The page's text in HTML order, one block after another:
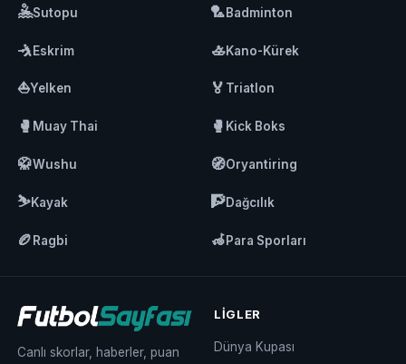
🤽Sutopu 🏸Badminton
🤺Eskrim 🚣Kano-Kürek
⛵Yelken 🏅 Triatlon
🥊 Muay Thai 🥊 Kick Boks
🥋Wushu 🧭Oryantiring
⛷️Kayak 🧗Dağcılık
🏉 Ragbi 🦽Para Sporları
Canlı skorlar, haberler, puan
LIGLER
Dünya Kupası